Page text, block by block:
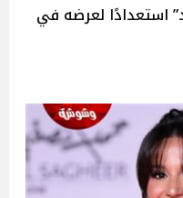
استعدادًا لعرضه في